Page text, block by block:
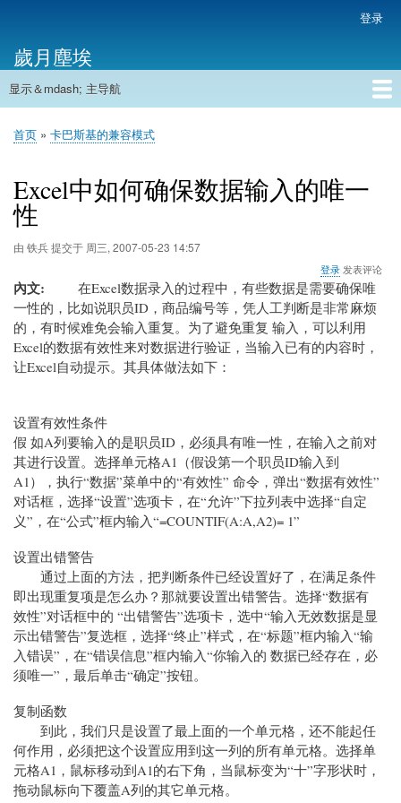
主
内
帐
户
菜
单
登录
歲月塵埃
主
航
显示＆mdash; 主导航
首页
面
屑
首页 卡巴斯基的兼容模式
Excel中如何确保数据输入的唯一
性
由 铁兵提交于 周三, 2007-05-23 14:57
登录 发表评论
內文
在Excel数据录入的过程中，有些数据是需要确保唯
一性的，比如说职员ID，商品编号等，凭人工判断是非常麻烦
的，有时候难免会输入重复。为了避免重复 输入，可以利用
Excel的数据有效性来对数据进行验证，当输入已有的内容时，
让Excel自动提示。其具体做法如下：
设置有效性条件
假 如A列要输入的是职员ID，必须具有唯一性，在输入之前对
其进行设置。选择单元格A1（假设第一个职员ID输入到
A1），执行“数据”菜单中的“有效性” 命令，弹出“数据有效性”
对话框，选择“设置”选项卡，在“允许”下拉列表中选择“自定
义”，在“公式”框内输入“=COUNTIF(A:A,A2)= 1”
设置出错警告
通过上面的方法，把判断条件已经设置好了，在满足条件
即出现重复项是怎么办？那就要设置出错警告。选择“数据有
效性”对话框中的 “出错警告”选项卡，选中“输入无效数据是显
示出错警告”复选框，选择“终止”样式，在“标题”框内输入“输
入错误”，在“错误信息”框内输入“你输入的 数据已经存在，必
须唯一”，最后单击“确定”按钮。
复制函数
到此，我们只是设置了最上面的一个单元格，还不能起任
何作用，必须把这个设置应用到这一列的所有单元格。选择单
元格A1，鼠标移动到A1的右下角，当鼠标变为“十”字形状时，
拖动鼠标向下覆盖A列的其它单元格。